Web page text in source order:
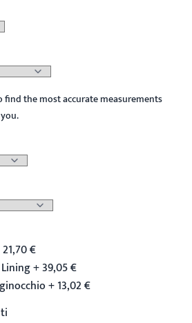
find the most accurate measurements
€
+ 39,05 €
+ 13,02 €